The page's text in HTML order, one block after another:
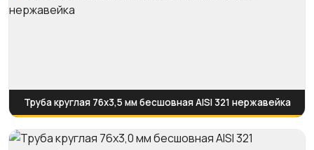
Труба круглая 76х3,5 мм бесшовная AISI 321 нержавейка